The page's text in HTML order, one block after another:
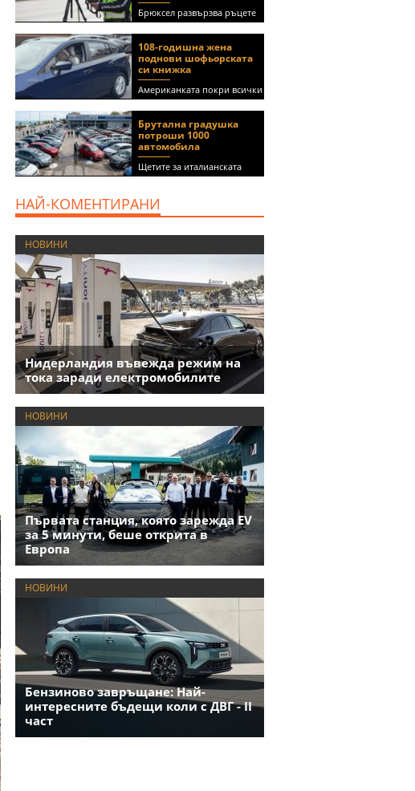
Брюксел развързва ръцете
на правителствата за
приложения като Waze и
Google Maps
108-годишна жена
поднови шофьорската
си книжка
Американката покри всички
медицински изисквания, за
(ВИДЕО)
Брутална градушка
потроши 1000
автомобила
Щетите за италианската
автокъща се оценяват на 5
НАЙ-КОМЕНТИРАНИ
НОВИНИ
Нидерландия въвежда режим на
тока заради електромобилите
НОВИНИ
Първата станция, която зарежда EV
за 5 минути, беше открита в
Европа
НОВИНИ
Бензиново завръщане: Най-
интересните бъдещи коли с ДВГ - II
част